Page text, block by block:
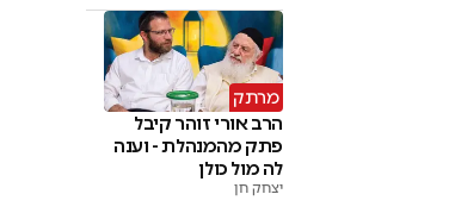
מרתק
הרב אורי זוהר קיבל
פתק מהמנהלת - וענה
לה מול כולן
יצחק חן